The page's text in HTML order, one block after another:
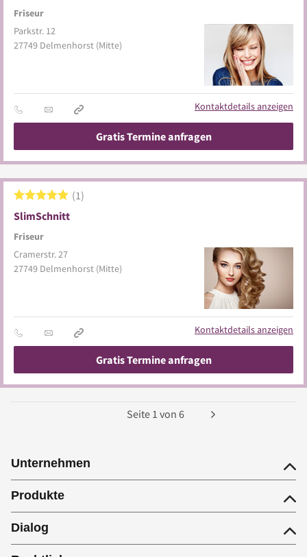
Friseur
Parkstr. 12
27749 Delmenhorst (Mitte)
Kontaktdetails anzeigen
Gratis Termine anfragen
SlimSchnitt
Friseur
1
Cramerstr. 27
27749 Delmenhorst (Mitte)
Kontaktdetails anzeigen
Gratis Termine anfragen
Seite 1 von 6
Unternehmen
Produkte
Dialog